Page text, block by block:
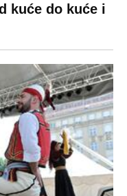
kuće do kuće i